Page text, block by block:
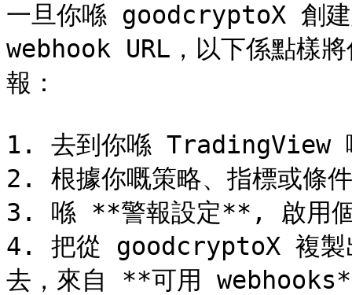
一旦你喺 goodcryptoX 創建
webhook URL，以下係點樣
報：
1. 去到你喺 TradingView
2. 根據你嘅策略、指標或條
3. 喺 **警報設定**, 啟用個
4. 把從 goodcryptoX 複製
去，來自 **可用